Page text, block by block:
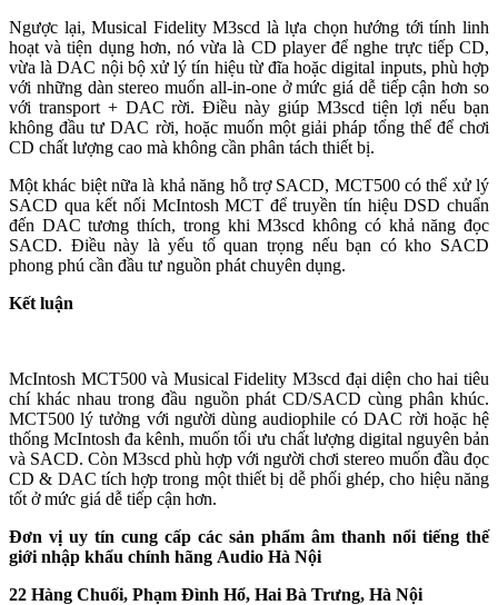
Ngược lại, Musical Fidelity M3scd là lựa chọn hướng tới tính linh
hoạt và tiện dụng hơn, nó vừa là CD player để nghe trực tiếp CD,
vừa là DAC nội bộ xử lý tín hiệu từ đĩa hoặc digital inputs, phù hợp
với những dàn stereo muốn all-in-one ở mức giá dễ tiếp cận hơn so
với transport + DAC rời. Điều này giúp M3scd tiện lợi nếu bạn
không đầu tư DAC rời, hoặc muốn một giải pháp tổng thể để chơi
CD chất lượng cao mà không cần phân tách thiết bị.
Một khác biệt nữa là khả năng hỗ trợ SACD, MCT500 có thể xử lý
SACD qua kết nối McIntosh MCT để truyền tín hiệu DSD chuẩn
đến DAC tương thích, trong khi M3scd không có khả năng đọc
SACD. Điều này là yếu tố quan trọng nếu bạn có kho SACD
phong phú cần đầu tư nguồn phát chuyên dụng.
Kết luận
McIntosh MCT500 và Musical Fidelity M3scd đại diện cho hai tiêu
chí khác nhau trong đầu nguồn phát CD/SACD cùng phân khúc.
MCT500 lý tưởng với người dùng audiophile có DAC rời hoặc hệ
thống McIntosh đa kênh, muốn tối ưu chất lượng digital nguyên bản
và SACD. Còn M3scd phù hợp với người chơi stereo muốn đầu đọc
CD & DAC tích hợp trong một thiết bị dễ phối ghép, cho hiệu năng
tốt ở mức giá dễ tiếp cận hơn.
Đơn vị uy tín cung cấp các sản phẩm âm thanh nổi tiếng thế
giới nhập khẩu chính hãng Audio Hà Nội
22 Hàng Chuối, Phạm Đình Hổ, Hai Bà Trưng, Hà Nội